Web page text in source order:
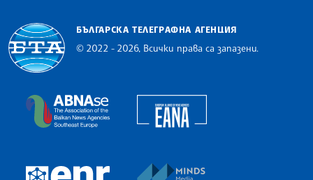
БЪЛГАРСКА ТЕЛЕГРАФНА АГЕНЦИЯ
© 2022 - 2026, Всички права са запазени.
The Assocoation of the Balkan News Agencies
European Newsroom